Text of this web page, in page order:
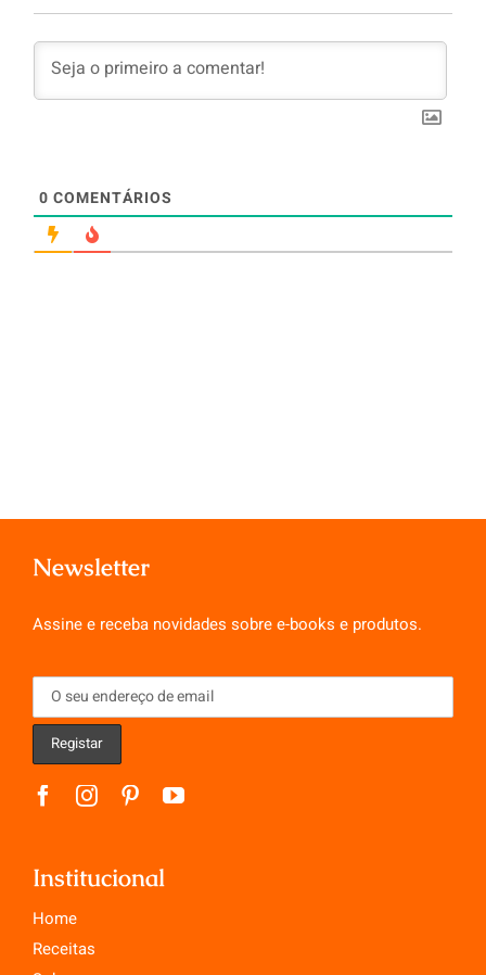
0 COMENTÁRIOS
Newsletter
Assine e receba novidades sobre e-books e produtos.
Institucional
Home
Receitas